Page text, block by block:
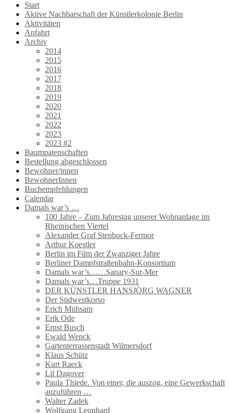
Start
Aktive Nachbarschaft der Künstlerkolonie Berlin
Aktivitäten
Anfahrt
Archiv
2014
2015
2016
2017
2018
2019
2020
2021
2022
2023
2023 #2
Baumpatenschaften
Bestellung abgeschlossen
Bewohner/innen
BewohnerInnen
Buchempfehlungen
Calendar
Damals war’s …
100 Jahre – Zum Jahrestag unserer Wohnanlage im
Rheinischen Viertel
Alexander Graf Stenbock-Fermor
Arthur Koestler
Berlin im Film der Zwanziger Jahre
Berliner Dampfstraßenbahn-Konsortium
Damals war’s……Sanary-Sur-Mer
Damals war’s…Truppe 1931
DER KÜNSTLER HANSJÖRG WAGNER
Der Südwestkorso
Erich Mühsam
Erik Ode
Ernst Busch
Ewald Wenck
Gartenterrassenstadt Wilmersdorf
Klaus Schütz
Kurt Raeck
Lil Dagover
Paula Thiede. Von einer, die auszog, eine Gewerkschaft
anzuführen …
Walter Zadek
Wolfgang Leonhard